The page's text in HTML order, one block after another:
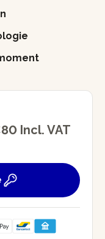
Incl. VAT